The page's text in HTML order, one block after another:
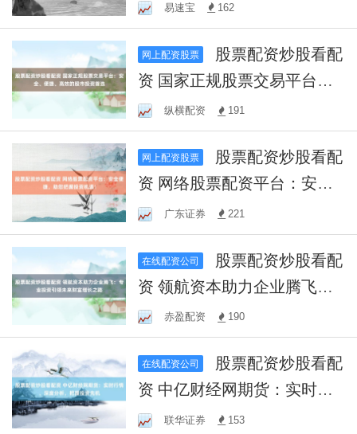
弈解析
易速宝 162
网上配资股票
资 国家正规股票交易平台：
安全、便捷、高效的股市投
资首选
纵横配资 191
网上配资股票
资 网络股票配资平台：安全
便捷，助您把握投资机遇！
广东证券 221
在线配资公司
资 领航资本助力企业腾飞：
专业投资引领未来财富增长
之路
赤盈配资 190
在线配资公司
资 中亿财经网期货：实时行
情、深度分析，把握投资先
联华证券 153